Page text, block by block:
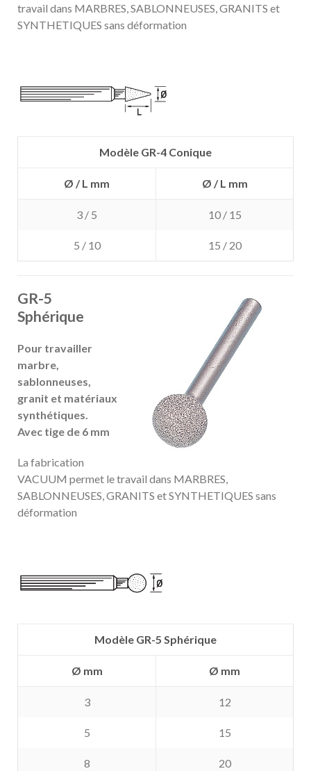
travail dans MARBRES, SABLONNEUSES, GRANITS et
SYNTHETIQUES sans déformation
Modèle GR-4 Conique
Ø / L mm Ø / L mm
3 / 5 10 / 15
5 / 10 15 / 20
GR-5
Sphérique
Pour travailler
marbre,
sablonneuses,
granit et matériaux
synthétiques.
Avec tige de 6 mm
La fabrication
VACUUM permet le travail dans MARBRES,
SABLONNEUSES, GRANITS et SYNTHETIQUES sans
déformation
Modèle GR-5 Sphérique
Ø mm Ø mm
3 12
5 15
8 20